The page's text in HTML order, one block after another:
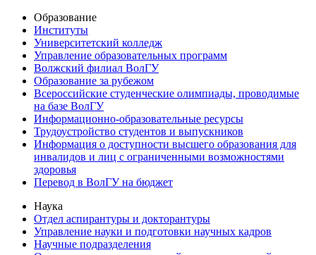
Образование
Институты
Университетский колледж
Управление образовательных программ
Волжский филиал ВолГУ
Образование за рубежом
Всероссийские студенческие олимпиады, проводимые
на базе ВолГУ
Информационно-образовательные ресурсы
Трудоустройство студентов и выпускников
Информация о доступности высшего образования для
инвалидов и лиц с ограниченными возможностями
здоровья
Перевод в ВолГУ на бюджет
Наука
Отдел аспирантуры и докторантуры
Управление науки и подготовки научных кадров
Научные подразделения